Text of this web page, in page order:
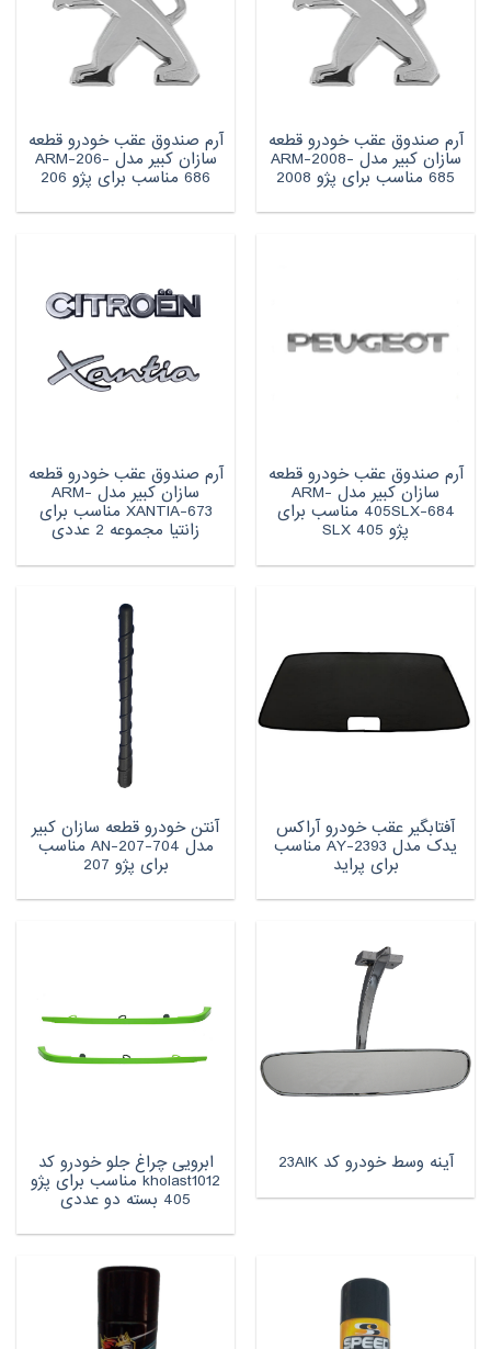
آرم صندوق عقب خودرو قطعه
سازان کبیر مدل ARM-2008-
685 مناسب برای پژو 2008
آرم صندوق عقب خودرو قطعه
سازان کبیر مدل ARM-206-
686 مناسب برای پژو 206
آرم صندوق عقب خودرو قطعه
سازان کبیر مدل ARM-
405SLX-684 مناسب برای
پژو 405 SLX
آرم صندوق عقب خودرو قطعه
سازان کبیر مدل ARM-
XANTIA-673 مناسب برای
زانتیا مجموعه 2 عددی
آفتابگیر عقب خودرو آراکس
یدک مدل AY-2393 مناسب
برای پراید
آنتن خودرو قطعه سازان کبیر
مدل AN-207-704 مناسب
برای پژو 207
آینه وسط خودرو کد 23AIK ابرویی چراغ جلو خودرو کد
kholast1012 مناسب برای پژو‌
405 بسته دو عددی